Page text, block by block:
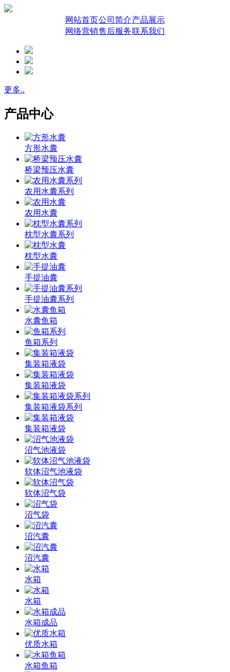
网站首页公司简介产品展示
网络营销售后服务联系我们
更多..
产品中心
方形水囊
桥梁预压水囊
农用水囊系列
农用水囊
枕型水囊系列
枕型水囊
手提油囊
手提油囊系列
水囊鱼箱
鱼箱系列
集装箱液袋
集装箱液袋
集装箱液袋系列
集装箱液袋
沼气池液袋
软体沼气池液袋
软体沼气袋
沼气袋
沼汽囊
沼汽囊
水箱
水箱
水箱成品
优质水箱
水箱鱼箱